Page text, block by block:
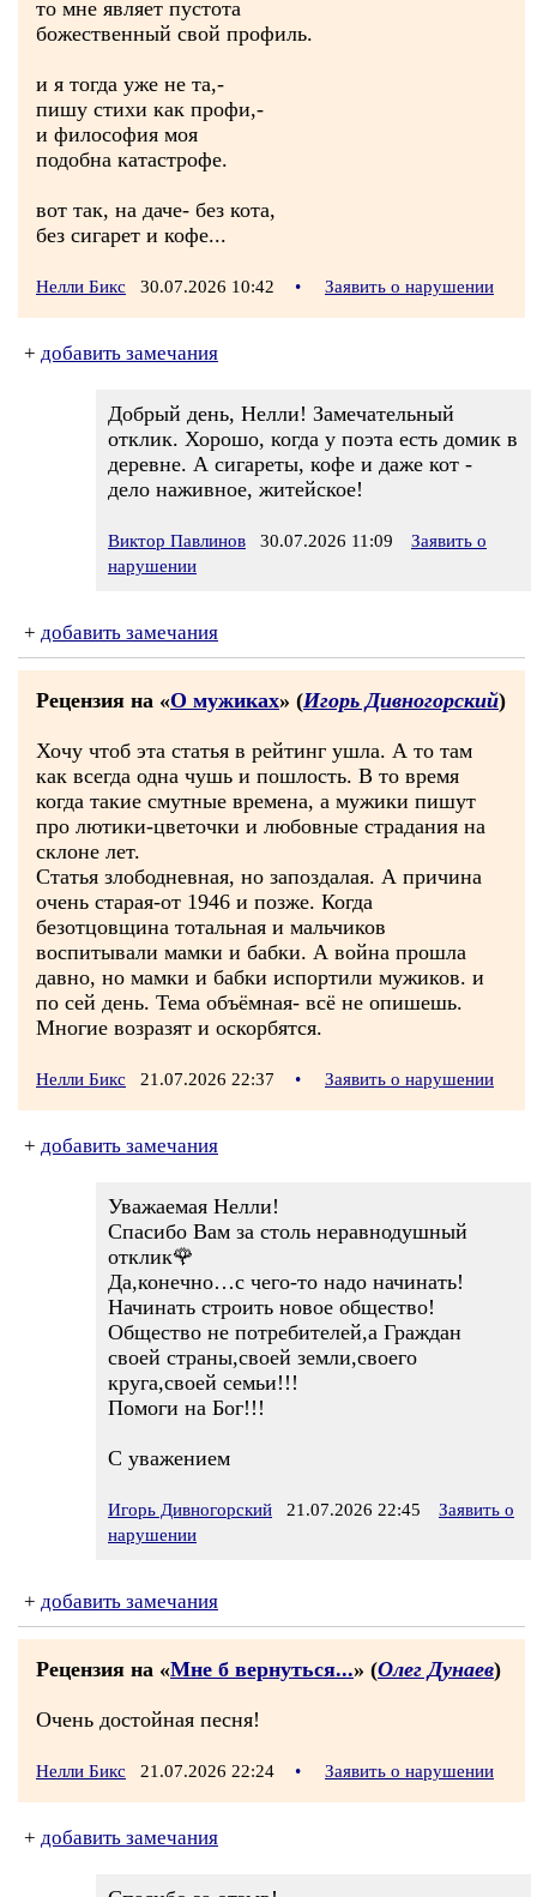
то мне являет пустота
божественный свой профиль.
и я тогда уже не та,-
пишу стихи как профи,-
и философия моя
подобна катастрофе.
вот так, на даче- без кота,
без сигарет и кофе...
Нелли Бикс 30.07.2026 10:42 • Заявить о нарушении
+ добавить замечания
Добрый день, Нелли! Замечательный
отклик. Хорошо, когда у поэта есть домик в
деревне. А сигареты, кофе и даже кот -
дело наживное, житейское!
Виктор Павлинов 30.07.2026 11:09
Заявить о
нарушении
+ добавить замечания
Рецензия на «О мужиках» (Игорь Дивногорский)
Хочу чтоб эта статья в рейтинг ушла. А то там
как всегда одна чушь и пошлость. В то время
когда такие смутные времена, а мужики пишут
про лютики-цветочки и любовные страдания на
склоне лет.
Статья злободневная, но запоздалая. А причина
очень старая-от 1946 и позже. Когда
безотцовщина тотальная и мальчиков
воспитывали мамки и бабки. А война прошла
давно, но мамки и бабки испортили мужиков. и
по сей день. Тема объёмная- всё не опишешь.
Многие возразят и оскорбятся.
Нелли Бикс 21.07.2026 22:37 • Заявить о нарушении
+ добавить замечания
Уважаемая Нелли!
Спасибо Вам за столь неравнодушный
отклик🌹
Да,конечно…с чего-то надо начинать!
Начинать строить новое общество!
Общество не потребителей,а Граждан
своей страны,своей земли,своего
круга,своей семьи!!!
Помоги на Бог!!!
С уважением
Игорь Дивногорский 21.07.2026 22:45
Заявить о
нарушении
+ добавить замечания
Рецензия на «Мне б вернуться...» (Олег Дунаев)
Очень достойная песня!
Нелли Бикс 21.07.2026 22:24 • Заявить о нарушении
+ добавить замечания